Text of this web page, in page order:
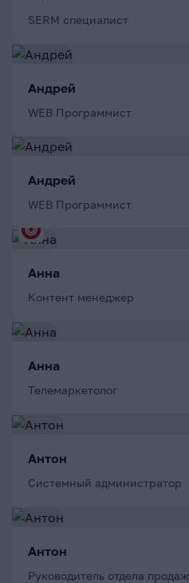
SERM специалист
Андрей
WEB Программист
Андрей
WEB Программист
Анна
Контент менеджер
Анна
Телемаркетолог
Антон
Системный администратор
Антон
Руководитель отдела продаж